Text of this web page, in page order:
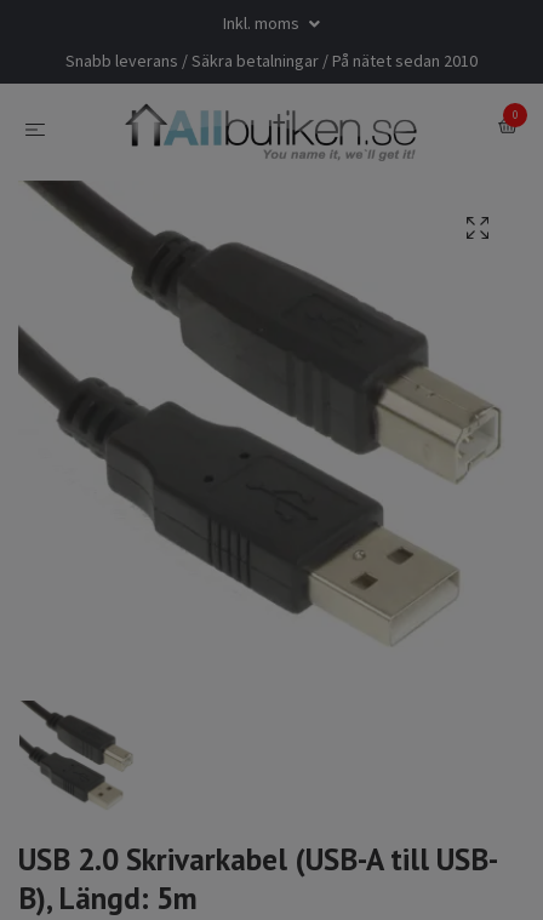
Inkl. moms
Snabb leverans / Säkra betalningar / På nätet sedan 2010
0
USB 2.0 Skrivarkabel (USB-A till USB-
B), Längd: 5m